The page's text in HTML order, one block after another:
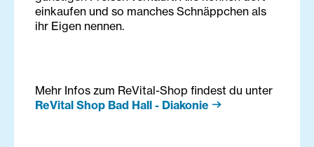
einkaufen und so manches Schnäppchen als
ihr Eigen nennen.
Mehr Infos zum ReVital-Shop findest du unter
ReVital Shop Bad Hall - Diakonie